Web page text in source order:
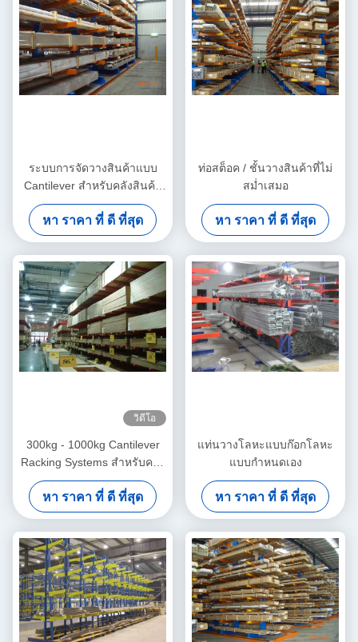
ระบบการจัดวางสินค้าแบบ
Cantilever สำหรับคลังสินค้า
ทั้งสองด้านสำหรับท่ออลูมิ
เนียม
หา ราคา ที่ ดี ที่สุด
ท่อสต็อค / ชั้นวางสินค้าที่ไม่
สม่ำเสมอ
หา ราคา ที่ ดี ที่สุด
วิดีโอ
300kg - 1000kg Cantilever
Racking Systems สำหรับคลัง
สินค้า, ความสูงที่กำหนดเอง
หา ราคา ที่ ดี ที่สุด
แท่นวางโลหะแบบก๊อกโลหะ
แบบกำหนดเอง
หา ราคา ที่ ดี ที่สุด